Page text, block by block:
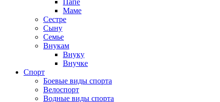
Маме
Сестре
Сыну
Семье
Внукам
Внуку
Внучке
Спорт
Боевые виды спорта
Велоспорт
Водные виды спорта